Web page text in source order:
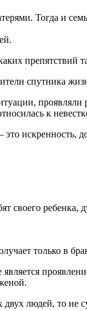
Тогда и
препятствий
спутника
проявляли
к
искренность,
своего ребенка,
только в
людей, то не